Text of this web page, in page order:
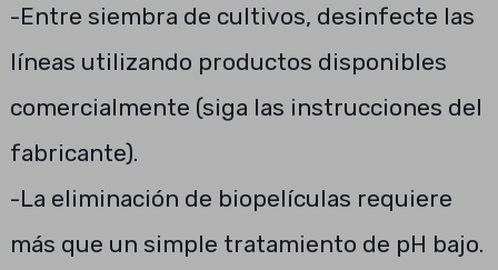
-Entre siembra de cultivos, desinfecte las
líneas utilizando productos disponibles
comercialmente (siga las instrucciones del
fabricante).
-La eliminación de biopelículas requiere
más que un simple tratamiento de pH bajo.